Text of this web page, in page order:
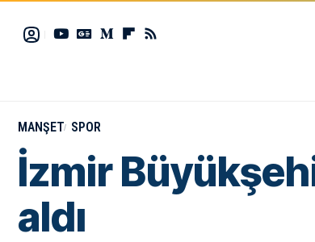
MANŞET SPOR
İzmir
aldı